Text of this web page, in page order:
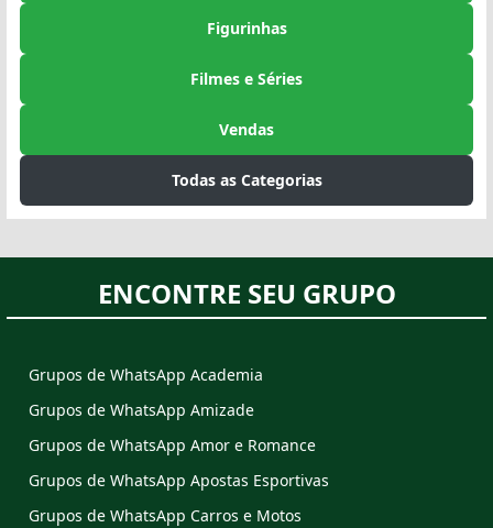
Figurinhas
Filmes e Séries
Vendas
Todas as Categorias
ENCONTRE SEU GRUPO
Grupos de WhatsApp Academia
Grupos de WhatsApp Amizade
Grupos de WhatsApp Amor e Romance
Grupos de WhatsApp Apostas Esportivas
Grupos de WhatsApp Carros e Motos